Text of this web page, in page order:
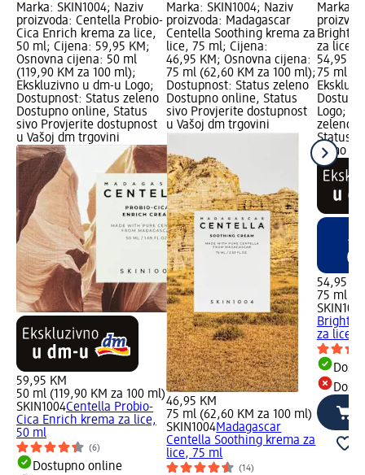
Marka: SKIN1004; Naziv
proizvoda: Centella Probio-
Cica Enrich krema za lice,
50 ml; Cijena: 59,95 KM;
Osnovna cijena: 50 ml
(119,90 KM za 100 ml);
Ekskluzivno u dm-u Logo;
Dostupnost: Status zeleno
Dostupno online, Status
sivo Provjerite dostupnost
u Vašoj dm trgovini
59,95 KM
50 ml (119,90 KM za 100 ml)
SKIN1004Centella Probio-
Cica Enrich krema za lice,
50 ml
(6)
Dostupno online
Marka: SKIN1004; Naziv
proizvoda: Madagascar
Centella Soothing krema za
lice, 75 ml; Cijena:
46,95 KM; Osnovna cijena:
75 ml (62,60 KM za 100 ml);
Dostupnost: Status zeleno
Dostupno online, Status
sivo Provjerite dostupnost
u Vašoj dm trgovini
46,95 KM
75 ml (62,60 KM za 100 ml)
SKIN1004Madagascar
Centella Soothing krema za
lice, 75 ml
(14)
Marka:
za lice,
54,95
75 ml
Logo;
zeleno
Status
samo
54,95
75 ml
za lice,